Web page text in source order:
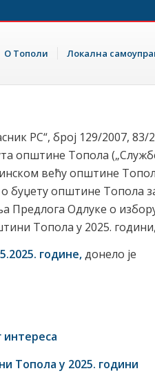
О Тополи Локална
РС“, број 129/2007, 83/
општине Топола
већу општине
буџету општине Топола
Предлога Одлуке о
Топола у 2025. години,
. године,донело је
интереса
Тополау 2025. години